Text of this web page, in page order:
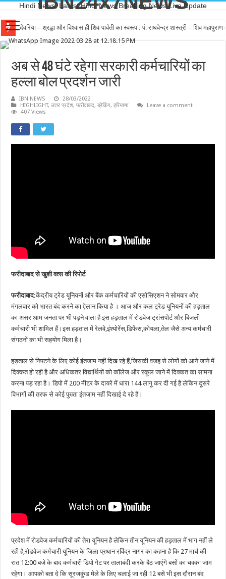
Hindi News, Latest Hindi News,Breaking News,Live Update
देवरिया – श्रद्धा और विश्वास ही शिव-पार्वती का स्वरूप : पं. राघवेन्द्र शास्त्री – शिव
देवरिया – कांग्रेस में ही है सिर्फ जमीनी कार्यकर्ताओ का सम्मान – विजयशेखर मल्ल रोशन
अब से 48 घंटे रहेगा सरकारी कर्मचारियों का
हल्ला बोल प्रदर्शन जारी
IBN NEWS
28/03/2022
HIGHLIGHT,उत्तर प्रदेश,फरीदाबाद,ब्रेकिंग,हरियाणा
Leave a comment
407 Views
फरीदाबाद से खुशी वत्स की रिपोर्ट
फरीदाबाद:केंद्रीय ट्रेड यूनियनों और बैंक कर्मचारियों की एसोसिएशन ने सोमवार और
मंगलवार को भारत बंद करने का ऐलान किया है । आज और कल ट्रेड यूनियनों की हड़ताल
का‌ असर आम जनता पर भी पड़ने वाला है इस हड़ताल में रोडवेज ट्रांसपोर्ट और बिजली
कर्मचारी भी शामिल हैं।इस हड़ताल में रेलवे,इंश्योरेंस,डिफेंस,कोयला,तेल जैसे अन्य कर्मचारी
संगठनों का भी सहयोग मिला है।
हड़ताल से निपटने के लिए कोई इंतजाम नहीं दिख रहे हैं,जिसकी वजह से लोगों को आने जाने में
दिक्कत हो रही है और अधिकतर विद्यार्थियों को कॉलेज और स्कूल जाने में दिक्कत का सामना
करना पड़ रहा है। डिपो में 200 मीटर के दायरे में धारा 144 लागू कर दी गई है लेकिन दूसरे
विभागों की तरफ से कोई पुख्ता इंतजाम नहीं दिखाई दे रहे हैं।
प्रदेश में रोडवेज कर्मचारियों की तेरा यूनियन है लेकिन तीन यूनियन की हड़ताल में भाग नहीं ले
रही है,रोडवेज कर्मचारी यूनियन के जिला प्रधान रविंद्र नागर का कहना है कि 27 मार्च की
रात 12:00 बजे के बाद कर्मचारी डिपो गेट पर तालाबंदी करके बैठ जाएंगे बसों का चक्का जाम
रहेगा। आपको बता दे कि सूरजकुंड मेले के लिए चलाई जा रही 12 बसे भी इस दौरान बंद